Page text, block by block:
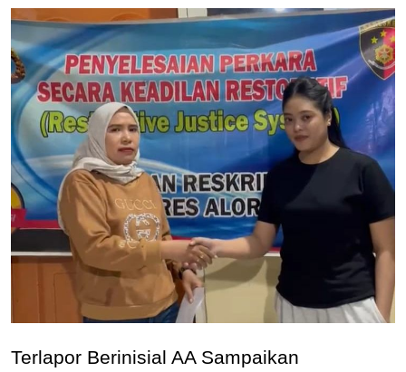
Terlapor Berinisial AA Sampaikan